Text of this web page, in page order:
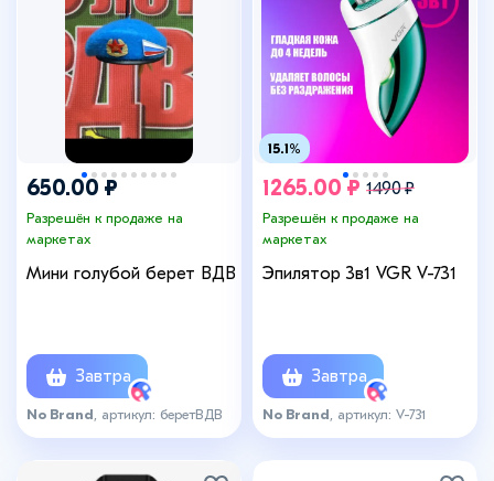
650.00 ₽
Разрешён к продаже на
маркетах
Мини голубой берет ВДВ
Завтра
No Brand , артикул: беретВДВ
15.1%
1265.00 ₽ 1490 ₽
Разрешён к продаже на
маркетах
Эпилятор 3в1 VGR V-731
Завтра
No Brand , артикул: V-731